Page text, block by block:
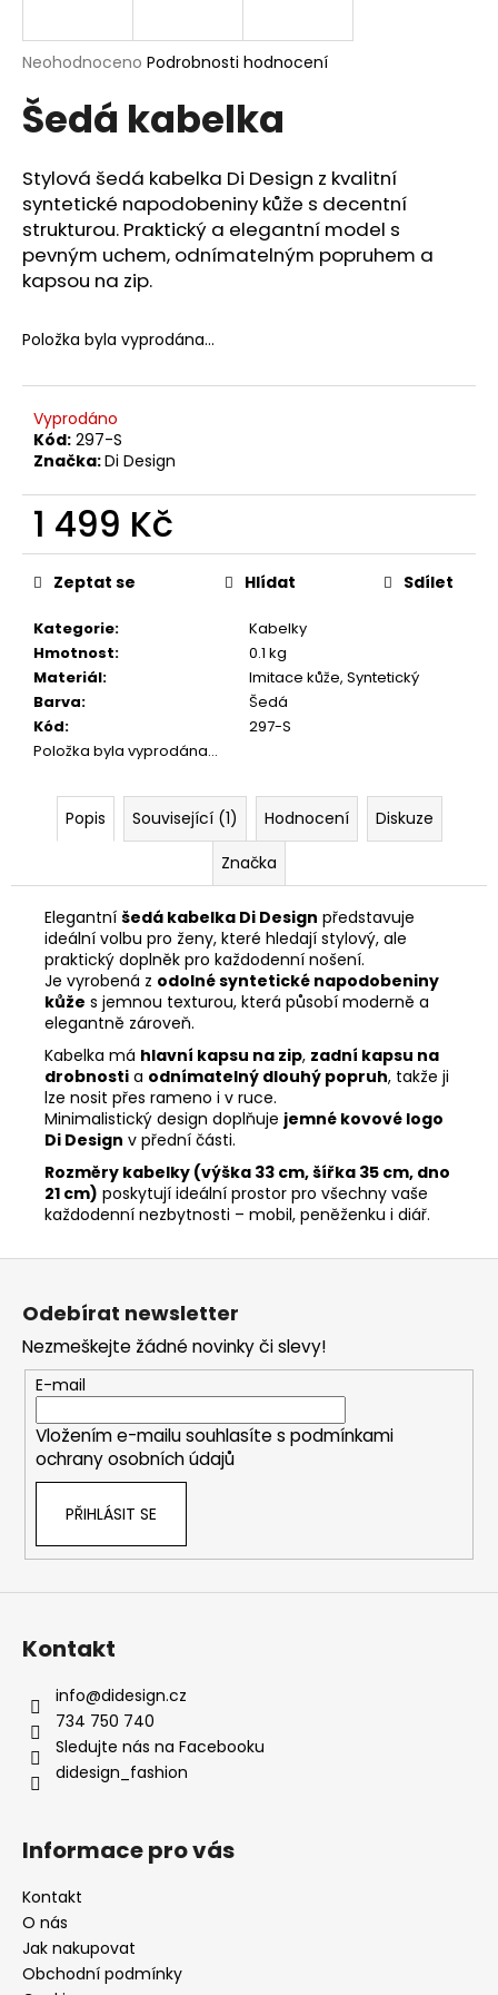
Průměrné
produktu
je
z
5
hvězdiček.
Neohodnoceno Podrobnosti hodnocení
Šedá kabelka
Stylová šedá kabelka Di Design z kvalitní
syntetické napodobeniny kůže s decentní
strukturou. Praktický a elegantní model s
pevným uchem, odnímatelným popruhem a
kapsou na zip.
Položka byla vyprodána…
Vyprodáno
Kód: 297-S
Značka:Di Design
1 499 Kč
Měrná
cena:
Kategorie:
Kabelky
Hmotnost:
0.1 kg
Materiál:
Imitace kůže, Syntetický
Barva:
Šedá
Kód:
297-S
Položka byla vyprodána…
Zeptat se Hlídat Sdílet
Popis Související (1) Hodnocení
Diskuze
Značka
Elegantní šedá kabelka Di Design představuje
ideální volbu pro ženy, které hledají stylový, ale
praktický doplněk pro každodenní nošení.
Je vyrobená z odolné syntetické napodobeniny
kůže s jemnou texturou, která působí moderně a
elegantně zároveň.
Kabelka má hlavní kapsu na zip, zadní kapsu na
drobnosti a odnímatelný dlouhý popruh, takže ji
lze nosit přes rameno i v ruce.
Minimalistický design doplňuje jemné kovové logo
Di Design v přední části.
Rozměry kabelky (výška 33 cm, šířka 35 cm, dno
21 cm) poskytují ideální prostor pro všechny vaše
každodenní nezbytnosti – mobil, peněženku i diář.
j
t
?
HLEDAT
D
o
o
č
j
e
e
VELKÁ
KRÉMOVÁ
KABELKA
NA
OZDOBNÝMI
Kč
Z
Odebírat newsletter
Nezmeškejte žádné novinky či slevy!
E-mail
Vložením e-mailu souhlasíte s podmínkami
ochrany osobních údajů
PŘIHLÁSIT SE
Kontakt
info@didesign.cz
734 750 740
Sledujte nás na Facebooku
didesign_fashion
Informace pro vás
Kontakt
O nás
Jak nakupovat
Obchodní podmínky